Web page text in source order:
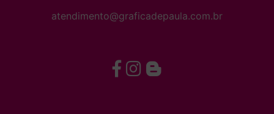
atendimento@graficadepaula.com.br